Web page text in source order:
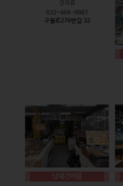
견과류
032-468-9887
구월로276번길 32
남해건어물